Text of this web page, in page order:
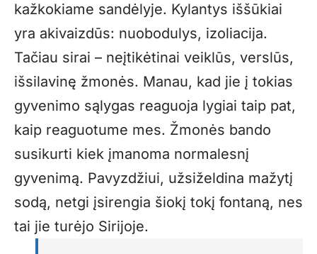
kažkokiame sandėlyje. Kylantys iššūkiai
yra akivaizdūs: nuobodulys, izoliacija.
Tačiau sirai – neįtikėtinai veiklūs, verslūs,
išsilavinę žmonės. Manau, kad jie į tokias
gyvenimo sąlygas reaguoja lygiai taip pat,
kaip reaguotume mes. Žmonės bando
susikurti kiek įmanoma normalesnį
gyvenimą. Pavyzdžiui, užsiželdina mažytį
sodą, netgi įsirengia šiokį tokį fontaną, nes
tai jie turėjo Sirijoje.